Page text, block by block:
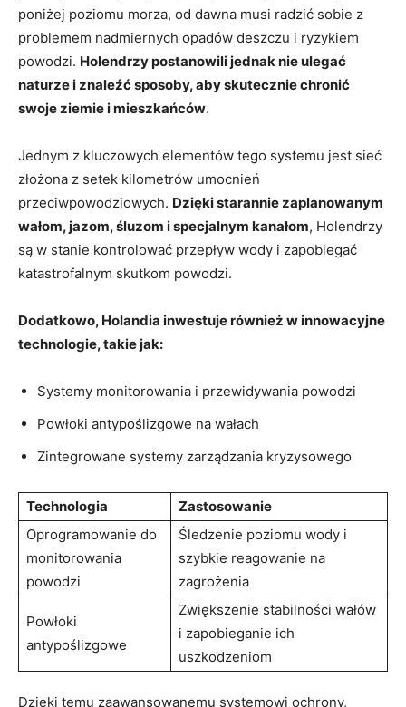
⁢poniżej poziomu ​morza, od dawna⁤ musi radzić ⁤sobie z
⁣problemem nadmiernych opadów deszczu⁣ i ryzykiem
powodzi. Holendrzy postanowili jednak nie ulegać
naturze i znaleźć sposoby, aby skutecznie chronić
‌swoje ziemie i mieszkańców.
Jednym z kluczowych elementów ⁢tego systemu jest sieć
złożona z setek kilometrów umocnień
przeciwpowodziowych.⁣ Dzięki starannie⁤ zaplanowanym
wałom, jazom, ⁣śluzom i ⁢specjalnym kanałom, Holendrzy
są w stanie kontrolować ⁢przepływ ‌wody‍ i zapobiegać
katastrofalnym skutkom ‍powodzi.
Dodatkowo, Holandia inwestuje również w innowacyjne
technologie, takie​ jak:
Systemy monitorowania i przewidywania powodzi
Powłoki antypoślizgowe na wałach
Zintegrowane systemy zarządzania kryzysowego
Technologia
Zastosowanie
Oprogramowanie ‌do
monitorowania
powodzi
Śledzenie poziomu wody i‍
szybkie ​reagowanie na
zagrożenia
Powłoki
antypoślizgowe
Zwiększenie stabilności wałów
i zapobieganie ‍ich
uszkodzeniom
Dzięki temu zaawansowanemu systemowi ochrony,